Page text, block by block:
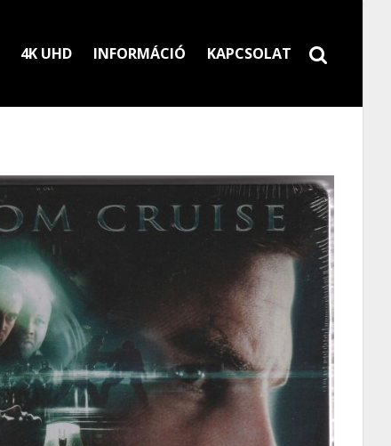
4K UHD INFORMÁCIÓ KAPCSOLAT